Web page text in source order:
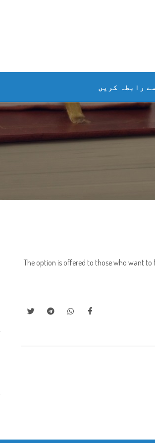
رابطہ کریں
The option is offered to those who want to